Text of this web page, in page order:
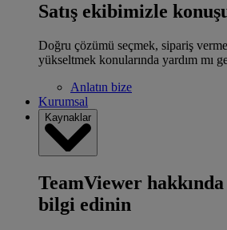
Satış ekibimizle
Doğru çözümü seçmek, sipariş
yükseltmek konularında yardım mı
Anlatın bize
Kurumsal
Kaynaklar
TeamViewer
bilgi edinin